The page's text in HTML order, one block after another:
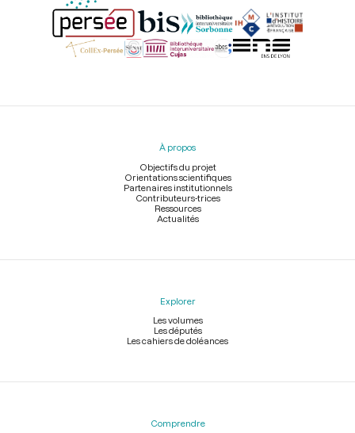
Menu
À propos
Objectifs du projet
Orientations scientifiques
Partenaires institutionnels
Contributeurs-trices
Ressources
Actualités
Explorer
Les volumes
Les députés
Les cahiers de doléances
Comprendre